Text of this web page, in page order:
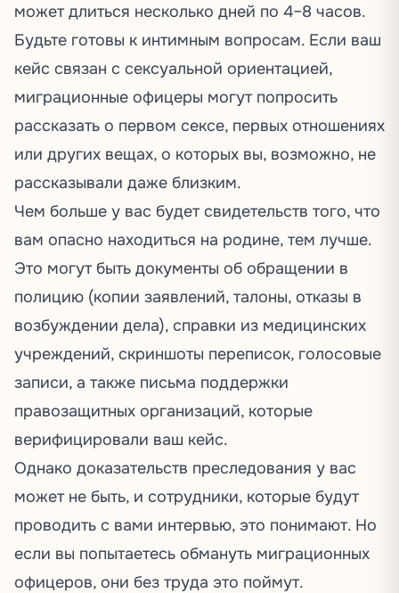
может длиться несколько дней по 4–8 часов.
Будьте готовы к интимным вопросам. Если ваш
кейс связан с сексуальной ориентацией,
миграционные офицеры могут попросить
рассказать о первом сексе, первых отношениях
или других вещах, о которых вы, возможно, не
рассказывали даже близким.
Чем больше у вас будет свидетельств того, что
вам опасно находиться на родине, тем лучше.
Это могут быть документы об обращении в
полицию (копии заявлений, талоны, отказы в
возбуждении дела), справки из медицинских
учреждений, скриншоты переписок, голосовые
записи, а также письма поддержки
правозащитных организаций, которые
верифицировали ваш кейс.
Однако доказательств преследования у вас
может не быть, и сотрудники, которые будут
проводить с вами интервью, это понимают. Но
если вы попытаетесь обмануть миграционных
офицеров, они без труда это поймут.